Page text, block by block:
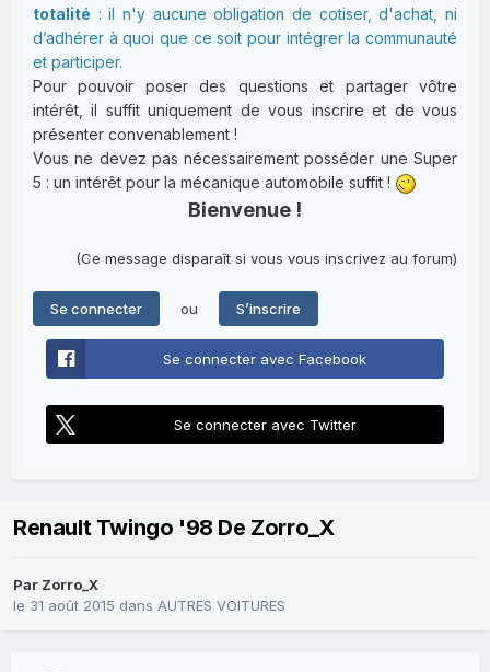
totalité : il n'y aucune obligation de cotiser, d'achat, ni
d’adhérer à quoi que ce soit pour intégrer la communauté
et participer.
Pour pouvoir poser des questions et partager vôtre
intérêt, il suffit uniquement de vous inscrire et de vous
présenter convenablement !
Vous ne devez pas nécessairement posséder une Super
5 : un intérêt pour la mécanique automobile suffit !
Bienvenue !
(Ce message disparaît si vous vous inscrivez au forum)
Se connecter ou S’inscrire
Se connecter avec Facebook
Se connecter avec Twitter
Renault Twingo '98 De Zorro_X
Par Zorro_X
le 31 août 2015 dans AUTRES VOITURES